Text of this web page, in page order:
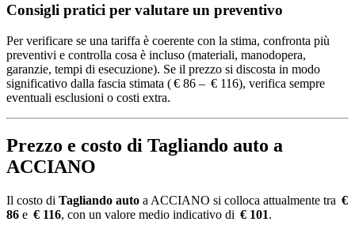
Consigli pratici per valutare un preventivo
Per verificare se una tariffa è coerente con la stima, confronta più
preventivi e controlla cosa è incluso (materiali, manodopera,
garanzie, tempi di esecuzione). Se il prezzo si discosta in modo
significativo dalla fascia stimata ( € 86 – € 116), verifica sempre
eventuali esclusioni o costi extra.
Prezzo e costo di Tagliando auto a
ACCIANO
Il costo di Tagliando auto a ACCIANO si colloca attualmente tra €
86 e € 116, con un valore medio indicativo di € 101.